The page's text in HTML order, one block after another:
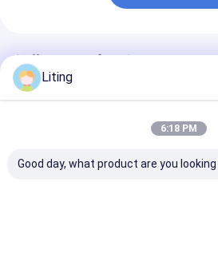
推薦されたプロダクト
Liting
6:18 PM
Good day, what product are you